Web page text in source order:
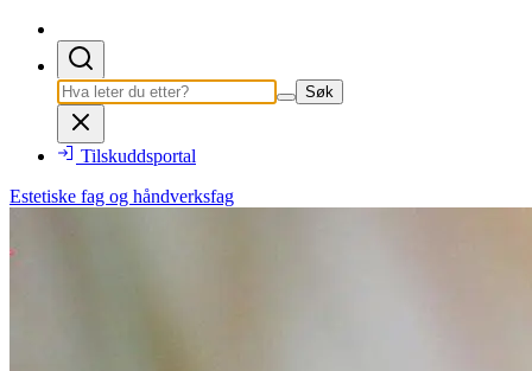
Søk
Tilskuddsportal
Estetiske fag og håndverksfag